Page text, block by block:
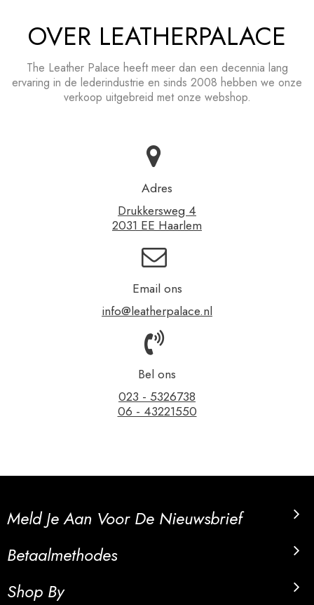
OVER LEATHERPALACE
The Leather Palace heeft meer dan een decennia lang
ervaring in de lederindustrie en sinds 2008 hebben we onze
verkoop uitgebreid met onze webshop.
Adres
Drukkersweg 4
2031 EE Haarlem
Email ons
info@leatherpalace.nl
Bel ons
023 - 5326738
06 - 43221550
Meld Je Aan Voor De Nieuwsbrief
Betaalmethodes
Shop By